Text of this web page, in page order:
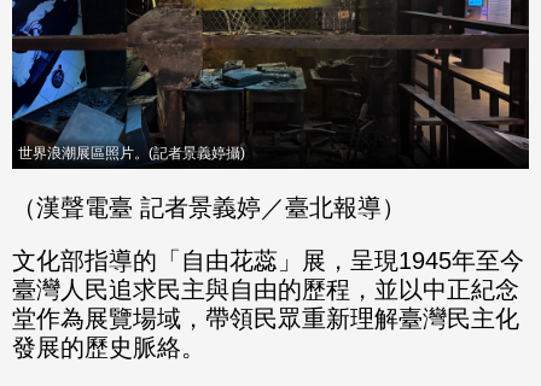
世界浪潮展區照片。(記者景義婷攝)
（漢聲電臺 記者景義婷／臺北報導）
文化部指導的「自由花蕊」展，呈現1945年至今
臺灣人民追求民主與自由的歷程，並以中正紀念
堂作為展覽場域，帶領民眾重新理解臺灣民主化
發展的歷史脈絡。